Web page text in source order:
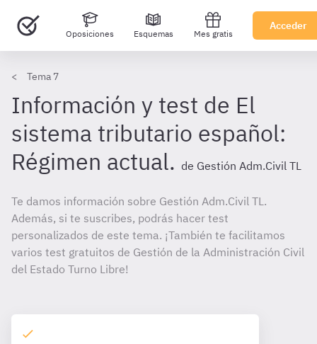
Oposiciones Esquemas Mes gratis
Acceder
Tema 7
Información y test de El
sistema tributario español:
Régimen actual. de Gestión Adm.Civil TL
Te damos información sobre Gestión Adm.Civil TL.
Además, si te suscribes, podrás hacer test
personalizados de este tema. ¡También te facilitamos
varios test gratuitos de Gestión de la Administración Civil
del Estado Turno Libre!